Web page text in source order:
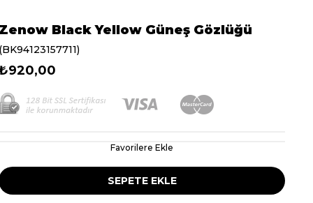
Zenow Black Yellow Güneş Gözlüğü
(BK94123157711)
Favorilere Ekle